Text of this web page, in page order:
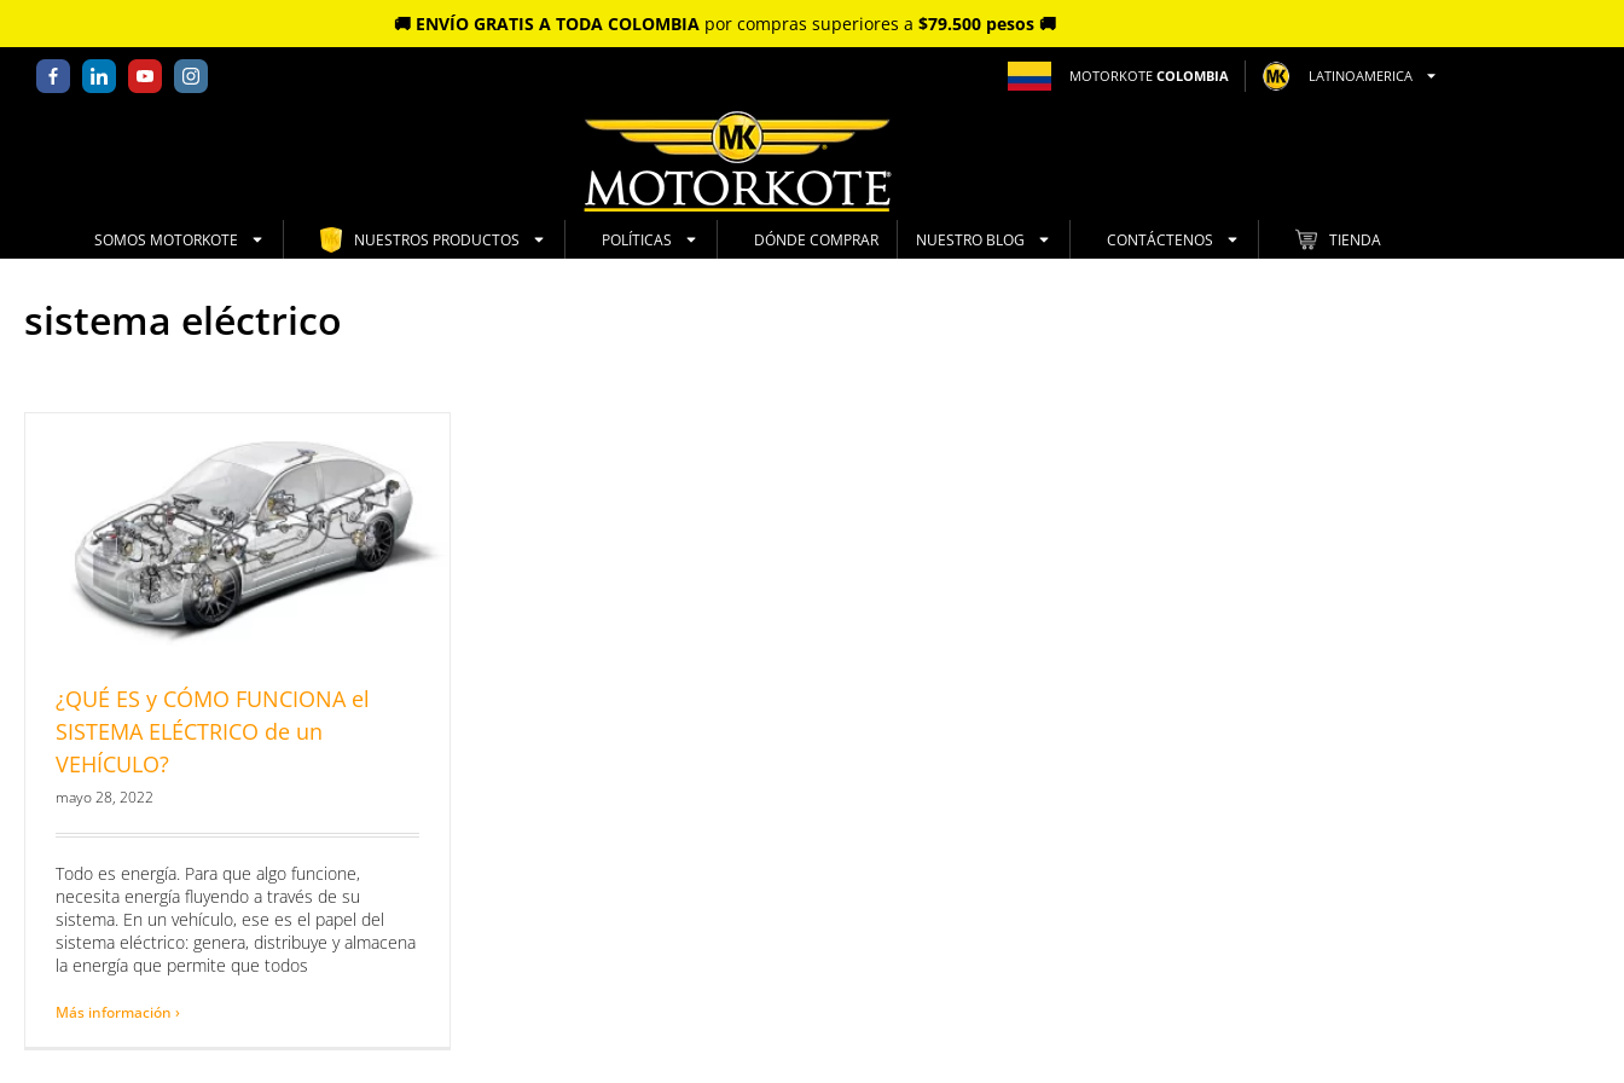
🚚 ENVÍO GRATIS A TODA COLOMBIA por compras superiores a $79.500 pesos 🚚
MOTORKOTE COLOMBIA LATINOAMERICA
SOMOS MOTORKOTE NUESTROS PRODUCTOS POLÍTICAS DÓNDE COMPRAR NUESTRO BLOG CONTÁCTENOS TIENDA
sistema eléctrico
¿QUÉ ES y CÓMO FUNCIONA el
SISTEMA ELÉCTRICO de un
VEHÍCULO?
mayo 28, 2022
Todo es energía. Para que algo funcione,
necesita energía fluyendo a través de su
sistema. En un vehículo, ese es el papel del
sistema eléctrico: genera, distribuye y almacena
la energía que permite que todos
Más información ›